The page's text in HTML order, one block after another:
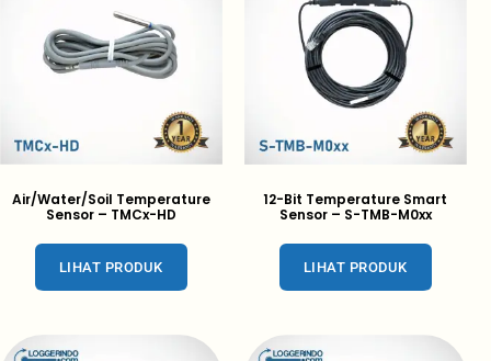
Air/Water/Soil Temperature
Sensor – TMCx-HD
LIHAT PRODUK
12-Bit Temperature Smart
Sensor – S-TMB-M0xx
LIHAT PRODUK